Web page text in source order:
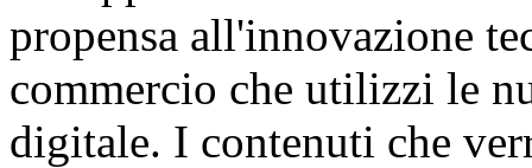
propensa all'innovazione
commercio che utilizzi le
digitale. I contenuti che